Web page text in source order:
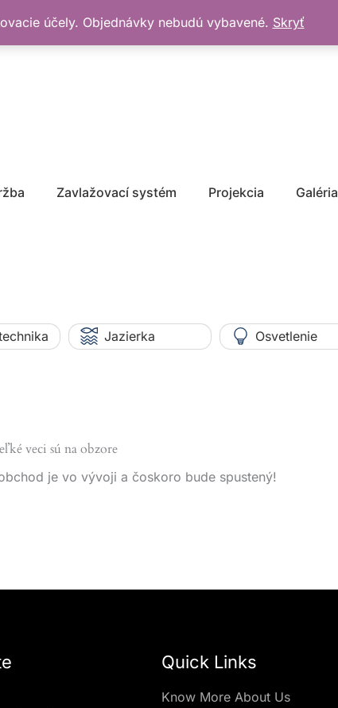
účely. Objednávky nebudú vybavené. Skryť
Zavlažovací systém Projekcia Galéria
Jazierka Osvetlenie
veci sú na obzore
je vo vývoji a čoskoro bude spustený!
Quick Links
Know More About Us